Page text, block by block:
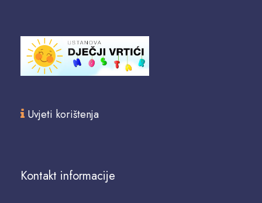
Uvjeti korištenja
Kontakt informacije